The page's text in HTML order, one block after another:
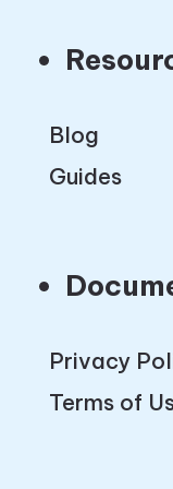
Blog
Guides
Privacy
Terms of